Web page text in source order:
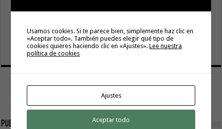
Cabildo a su propuesta para proteger el talento frente a
la inteligencia artificial
5 agosto, 2026
Publicidad
Usamos cookies. Si te parece bien, simplemente haz clic en
«Aceptar todo». También puedes elegir qué tipo de
cookies quieres haciendo clic en «Ajustes».Lee nuestra
política de cookies
Ajustes
Aceptar todo